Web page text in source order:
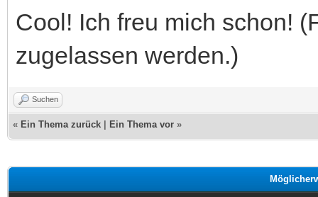
Cool! Ich freu mich schon!
zugelassen werden.)
Suchen
« Ein Thema zurück Ein Thema vor »